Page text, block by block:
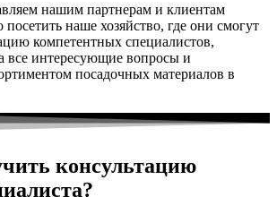
нашим партнерам и клиентам
наше хозяйство, где они смогут
компетентных специалистов,
все интересующие вопросы и
посадочных материалов в
консультацию